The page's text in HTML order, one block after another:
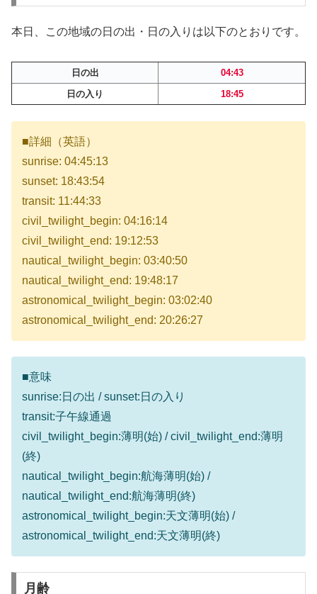
本日、この地域の日の出・日の入りは以下のとおりです。
日の出
04:43
日の入り
18:45
■詳細（英語）
sunrise: 04:45:13
sunset: 18:43:54
transit: 11:44:33
civil_twilight_begin: 04:16:14
civil_twilight_end: 19:12:53
nautical_twilight_begin: 03:40:50
nautical_twilight_end: 19:48:17
astronomical_twilight_begin: 03:02:40
astronomical_twilight_end: 20:26:27
■意味
sunrise:日の出 / sunset:日の入り
transit:子午線通過
civil_twilight_begin:薄明(始) / civil_twilight_end:薄明
(終)
nautical_twilight_begin:航海薄明(始) /
nautical_twilight_end:航海薄明(終)
astronomical_twilight_begin:天文薄明(始) /
astronomical_twilight_end:天文薄明(終)
月齢